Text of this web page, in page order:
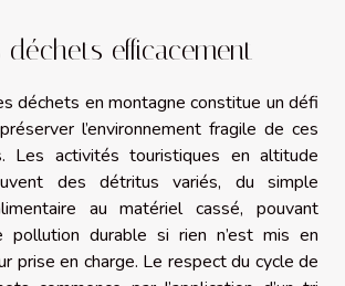
déchets efficacement
déchets en montagne constitue un défi
l’environnement fragile de ces
Les activités touristiques en altitude
des détritus variés, du simple
au matériel cassé, pouvant
pollution durable si rien n’est mis en
prise en charge. Le respect du cycle de